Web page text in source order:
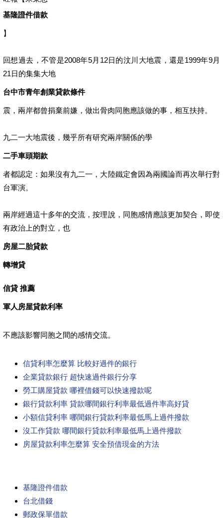
基隆證件借款
】
回想過去，不管是2008年5月12日的汶川大地震，還是1999年9月
21日的集集大地
台中市青年創業貸款條件
震，兩岸都曾捐棄前嫌，做出骨肉同胞應該做的事，相互扶持。
九二一大地震後，幾乎所有研究兩岸關係的學
二手車頭期款
者都認定：如果沒有九二一，大陸鐵定會因為兩國論而再次舉行對
台軍演。
兩岸經過這十多年的交流，按理說，同胞感情應該更加契合，即使
有政治上的對立，也
房屋二胎貸款
轉增貸
信貸 推薦
軍人房屋貸款利率
不應該影響同胞之間的感情交流。
信貸利率怎麼算 比較好過件的銀行
企業貸款銀行 超快速過件銀行分享
勞工購屋貸款 哪裡借錢可以快速撥款呢
銀行貸款利率 貸款哪間銀行利率最低過件率高好貸
小額信貸利率 哪間銀行貸款利率最低馬上過件撥款
沒工作貸款 哪間銀行貸款利率最低馬上過件撥款
房屋貸款利率怎麼算 安全預借現金的方法
基隆證件借款
台北借錢
郵政保單借款